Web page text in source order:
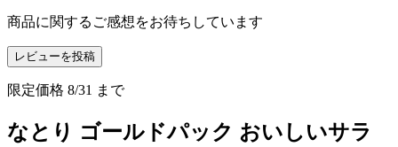
商品に関するご感想をお待ちしています
レビューを投稿
限定価格 8/31 まで
なとり ゴールドパック おいしいサラ